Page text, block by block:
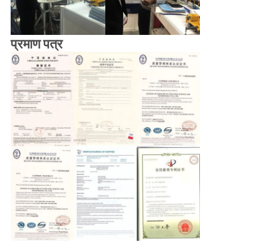
प्रमाण पत्र